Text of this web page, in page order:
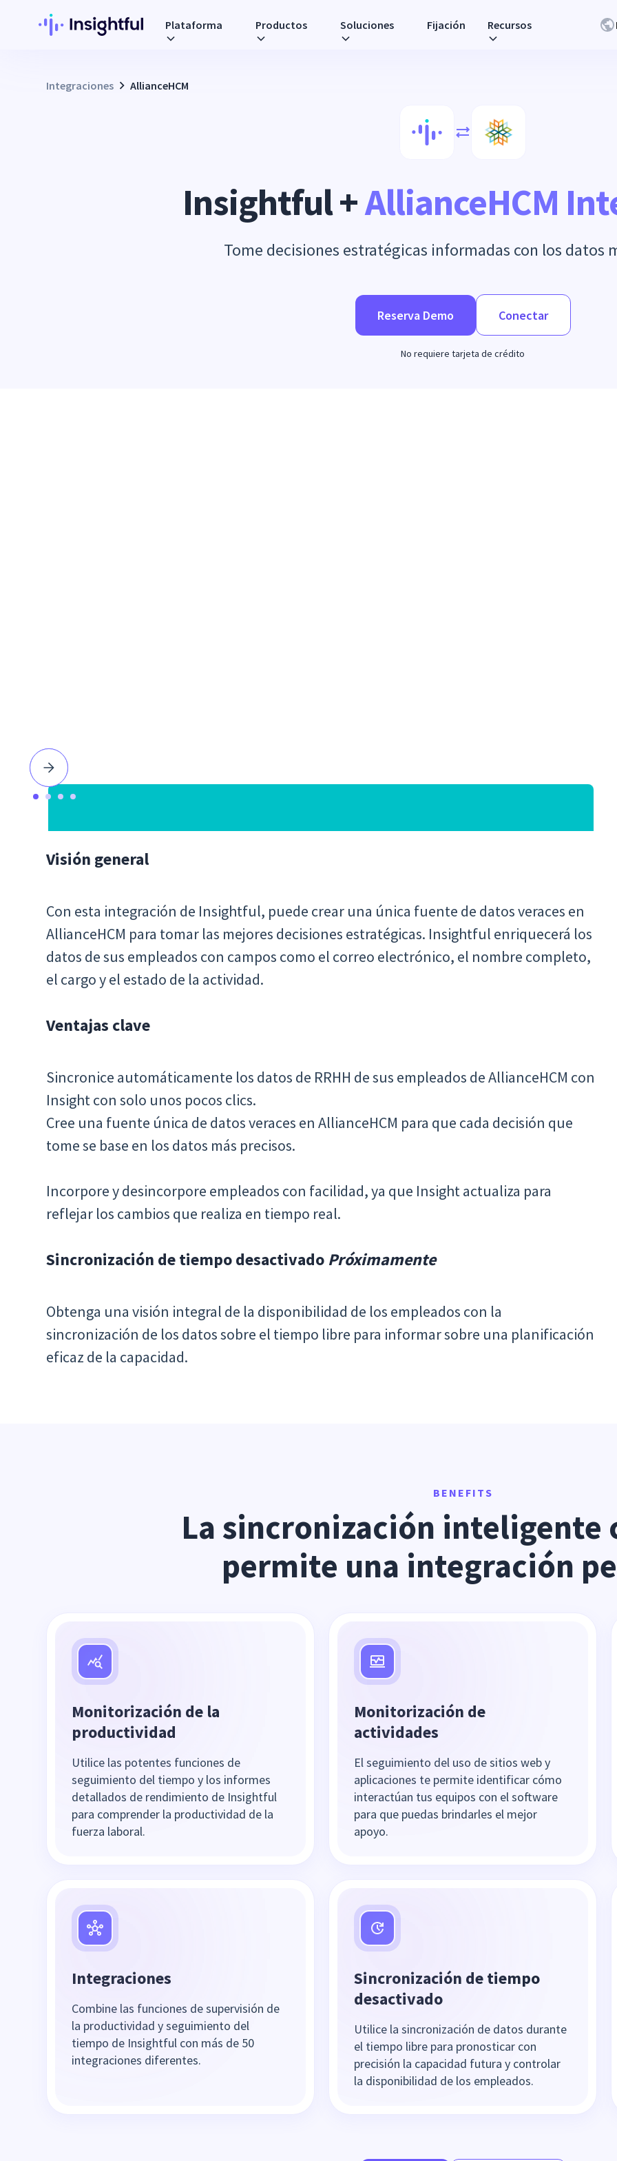
Plataforma Productos Soluciones Fijación Recursos
Integraciones AllianceHCM
Insightful +AllianceHCM
Tome decisiones estratégicas informadas con los datos
Reserva Demo Conectar
No requiere tarjeta de crédito
Visión general
Con esta integración de Insightful, puede crear una única fuente de datos veraces en
AllianceHCM para tomar las mejores decisiones estratégicas. Insightful enriquecerá los
datos de sus empleados con campos como el correo electrónico, el nombre completo,
el cargo y el estado de la actividad.
Ventajas clave
Sincronice automáticamente los datos de RRHH de sus empleados de AllianceHCM con
Insight con solo unos pocos clics.
Cree una fuente única de datos veraces en AllianceHCM para que cada decisión que
tome se base en los datos más precisos.
Incorpore y desincorpore empleados con facilidad, ya que Insight actualiza para
reflejar los cambios que realiza en tiempo real.
Sincronización de tiempo desactivado Próximamente
Obtenga una visión integral de la disponibilidad de los empleados con la
sincronización de los datos sobre el tiempo libre para informar sobre una planificación
eficaz de la capacidad.
BENEFITS
La sincronización inteligente
permite una integración
Monitorización de la
productividad
Utilice las potentes funciones de
seguimiento del tiempo y los informes
detallados de rendimiento de Insightful
para comprender la productividad de la
fuerza laboral.
Monitorización de
actividades
El seguimiento del uso de sitios web y
aplicaciones te permite identificar cómo
interactúan tus equipos con el software
para que puedas brindarles el mejor
apoyo.
Integraciones
Combine las funciones de supervisión de
la productividad y seguimiento del
tiempo de Insightful con más de 50
integraciones diferentes.
Sincronización de tiempo
desactivado
Utilice la sincronización de datos durante
el tiempo libre para pronosticar con
precisión la capacidad futura y controlar
la disponibilidad de los empleados.